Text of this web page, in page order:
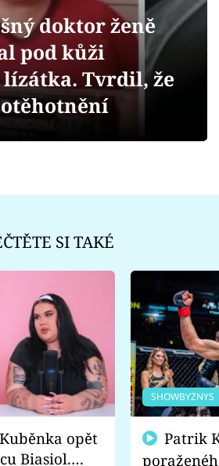
doktor ženě
pod kůži
Tvrdil, že
SI TAKÉ
opět
Biasiol.
SHOWBYZNYS